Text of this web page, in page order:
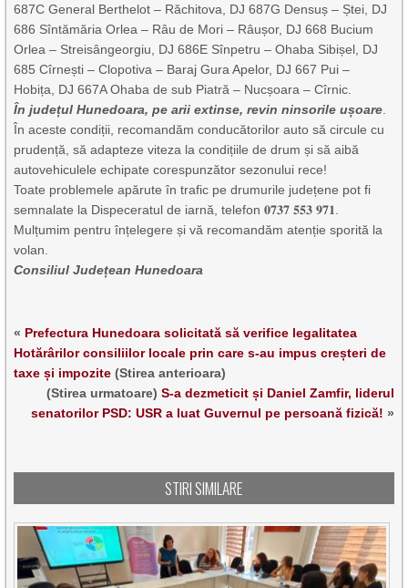
687C General Berthelot – Răchitova, DJ 687G Densuș – Ștei, DJ
686 Sîntămăria Orlea – Râu de Mori – Râușor, DJ 668 Bucium
Orlea – Streisângeorgiu, DJ 686E Sînpetru – Ohaba Sibișel, DJ
685 Cîrnești – Clopotiva – Baraj Gura Apelor, DJ 667 Pui –
Hobița, DJ 667A Ohaba de sub Piatră – Nucșoara – Cîrnic.
În județul Hunedoara, pe arii extinse, revin ninsorile ușoare
În aceste condiții, recomandăm conducătorilor auto să circule cu
prudență, să adapteze viteza la condițiile de drum și să aibă
autovehiculele echipate corespunzător sezonului rece!
Toate problemele apărute în trafic pe drumurile județene pot fi
semnalate la Dispeceratul de iarnă, telefon 𝟎𝟕𝟑𝟕 𝟓𝟓𝟑 𝟗𝟕𝟏.
Mulțumim pentru înțelegere și vă recomandăm atenție sporită la
volan.
Consiliul Județean Hunedoara
« Prefectura Hunedoara solicitată să verifice legalitatea
Hotărârilor consiliilor locale prin care s-au impus creșteri de
taxe și impozite (Stirea anterioara)
(Stirea urmatoare) S-a dezmeticit și Daniel Zamfir, liderul
senatorilor PSD: USR a luat Guvernul pe persoană fizică! »
STIRI SIMILARE